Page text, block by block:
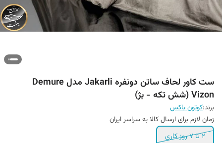
ست کاور لحاف ساتن دونفره Jakarli مدل Demure
Vizon (شش تکه - بژ)
برند:کوتون باکس
زمان لازم برای ارسال کالا به سراسر ایران
۲ تا ۷ روز کاری